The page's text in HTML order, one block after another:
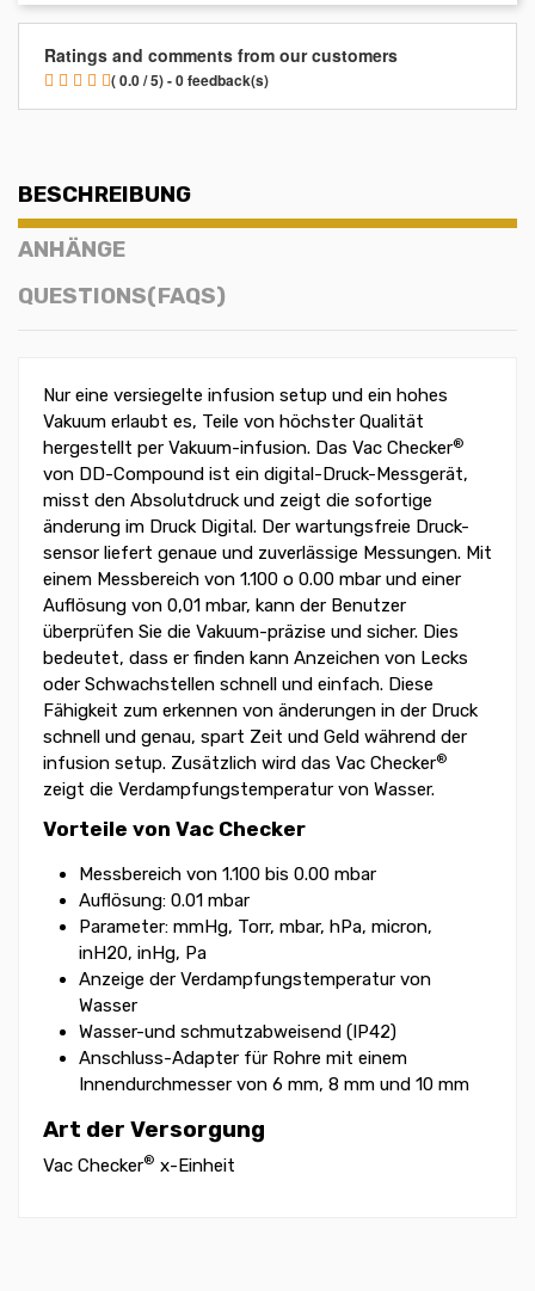
Ratings and comments from our customers
( 0.0 / 5) - 0 feedback(s)
BESCHREIBUNG
ANHÄNGE
QUESTIONS(FAQS)
Nur eine versiegelte infusion setup und ein hohes
Vakuum erlaubt es, Teile von höchster Qualität
hergestellt per Vakuum-infusion. Das Vac Checker®
von DD-Compound ist ein digital-Druck-Messgerät,
misst den Absolutdruck und zeigt die sofortige
änderung im Druck Digital. Der wartungsfreie Druck-
sensor liefert genaue und zuverlässige Messungen. Mit
einem Messbereich von 1.100 o 0.00 mbar und einer
Auflösung von 0,01 mbar, kann der Benutzer
überprüfen Sie die Vakuum-präzise und sicher. Dies
bedeutet, dass er finden kann Anzeichen von Lecks
oder Schwachstellen schnell und einfach. Diese
Fähigkeit zum erkennen von änderungen in der Druck
schnell und genau, spart Zeit und Geld während der
infusion setup. Zusätzlich wird das Vac Checker®
zeigt die Verdampfungstemperatur von Wasser.
Vorteile von Vac Checker
Messbereich von 1.100 bis 0.00 mbar
Auflösung: 0.01 mbar
Parameter: mmHg, Torr, mbar, hPa, micron,
inH20, inHg, Pa
Anzeige der Verdampfungstemperatur von
Wasser
Wasser-und schmutzabweisend (IP42)
Anschluss-Adapter für Rohre mit einem
Innendurchmesser von 6 mm, 8 mm und 10 mm
Art der Versorgung
Vac Checker® x-Einheit